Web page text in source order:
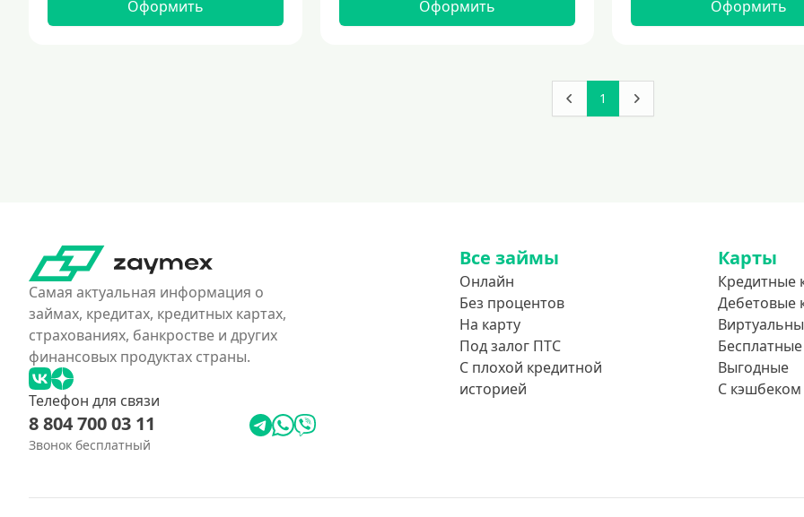
Оформить Оформить Оформить
1
Самая актуальная информация о
займах, кредитах, кредитных картах,
страхованиях, банкростве и других
финансовых продуктах страны.
Телефон для связи
8 804 700 03 11
Звонок бесплатный
Все займы
Онлайн
Без процентов
На карту
Под залог ПТС
С плохой кредитной
историей
Карты
Кредитные
Дебетовые
Бесплатные
Выгодные
С кэшбеком